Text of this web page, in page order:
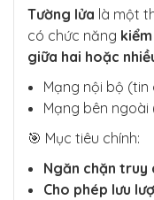
Tường lửa là một
có chức năng
giữa hai hoặc
Mạng nội bộ (tin
Mạng bên
🎯 Mục tiêu chính:
Ngăn chặn truy
Cho phép lưu